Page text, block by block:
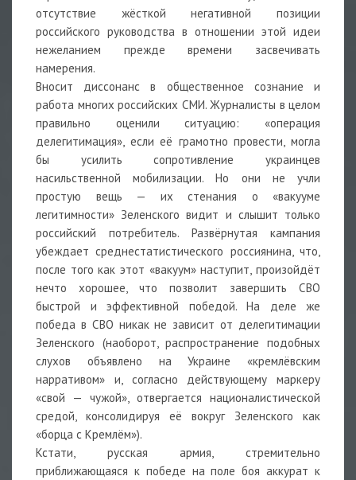
отсутствие жёсткой негативной позиции
российского руководства в отношении этой идеи
нежеланием прежде времени засвечивать
намерения.
Вносит диссонанс в общественное сознание и
работа многих российских СМИ. Журналисты в целом
правильно оценили ситуацию: «операция
делегитимация», если её грамотно провести, могла
бы усилить сопротивление украинцев
насильственной мобилизации. Но они не учли
простую вещь — их стенания о «вакууме
легитимности» Зеленского видит и слышит только
российский потребитель. Развёрнутая кампания
убеждает среднестатистического россиянина, что,
после того как этот «вакуум» наступит, произойдёт
нечто хорошее, что позволит завершить СВО
быстрой и эффективной победой. На деле же
победа в СВО никак не зависит от делегитимации
Зеленского (наоборот, распространение подобных
слухов объявлено на Украине «кремлёвским
нарративом» и, согласно действующему маркеру
«свой — чужой», отвергается националистической
средой, консолидируя её вокруг Зеленского как
«борца с Кремлём»).
Кстати, русская армия, стремительно
приближающаяся к победе на поле боя аккурат к